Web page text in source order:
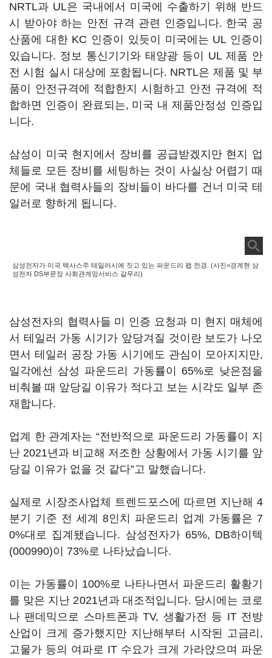
NRTL과 UL은 국내에서 미국에 수출하기 위해 반드
시 받아야 하는 안전 규격 관련 인증입니다. 한국 공
산품에 대한 KC 인증이 있듯이 미국에는 UL 인증이
있습니다. 정보 통신기기와 태양광 등이 UL 제품 안
전 시험 실시 대상에 포함됩니다. NRTL은 제품 및 부
품이 안전규격에 적합한지 시험하고 안전 규격에 적
합하면 인증이 완료되는, 미국 내 제품안정성 인증입
니다.
삼성이 미국 현지에서 장비를 공급받겠지만 현지 업
체들로 모든 장비를 세팅하는 것이 사실상 어렵기 때
문에 국내 협력사들의 장비들이 바다를 건너 미국 테
일러로 향하게 됩니다.
삼성전자가 미국 텍사스주 테일러시에 짓고 있는 파운드리 팹 전경. (사진=경계현 삼
성전자 DS부문장 사회관계망서비스 갈무리)
삼성전자의 협력사들 미 인증 요청과 미 현지 매체에
서 테일러 가동 시기가 앞당겨질 것이란 보도가 나오
면서 테일러 공장 가동 시기에도 관심이 모아지지만,
일각에선 삼성 파운드리 가동률이 65%로 낮은점을
비춰볼 때 앞당길 이유가 적다고 보는 시각도 일부 존
재합니다.
업계 한 관계자는 “전반적으로 파운드리 가동률이 지
난 2021년과 비교해 저조한 상황에서 가동 시기를 앞
당길 이유가 없을 것 같다”고 말했습니다.
실제로 시장조사업체 트렌드포스에 따르면 지난해 4
분기 기준 전 세계 8인치 파운드리 업계 가동률은 7
0%대로 집계됐습니다. 삼성전자가 65%, DB하이텍
(000990)이 73%로 나타났습니다.
이는 가동률이 100%로 나타나면서 파운드리 활황기
를 맞은 지난 2021년과 대조적입니다. 당시에는 코로
나 팬데믹으로 스마트폰과 TV, 생활가전 등 IT 전방
산업이 크게 증가했지만 지난해부터 시작된 고금리,
고물가 등의 여파로 IT 수요가 크게 가라앉으며 파운